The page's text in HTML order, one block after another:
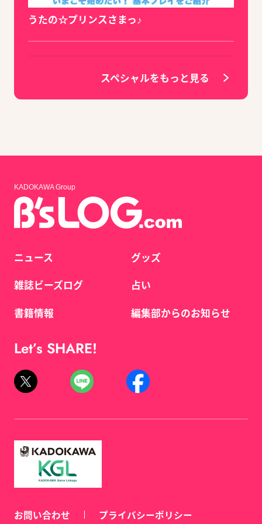
うたの☆プリンスさまっ♪
スペシャルをもっと見る
KADOKAWA Group
ニュース
雑誌ビーズログ
書籍情報
グッズ
占い
編集部からのお知らせ
Let’s SHARE!
お問い合わせ プライバシーポリシー